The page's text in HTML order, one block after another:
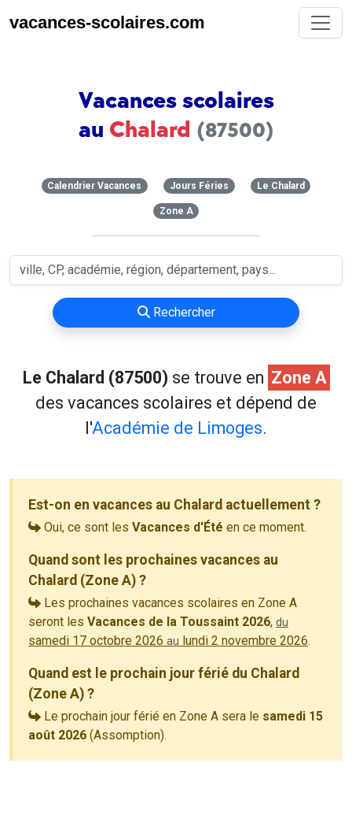
vacances-scolaires.com
Vacances scolaires
au Chalard (87500)
Calendrier Vacances Jours Féries Le Chalard
Zone A
Rechercher
Le Chalard (87500) se trouve en Zone A
des vacances scolaires et dépend de
l'Académie de Limoges.
Est-on en vacances au Chalard actuellement ?
Oui, ce sont les Vacances d'Été en ce moment.
Quand sont les prochaines vacances au
Chalard (Zone A) ?
Les prochaines vacances scolaires en Zone A
seront les Vacances de la Toussaint 2026, du
samedi 17 octobre 2026 au lundi 2 novembre 2026.
Quand est le prochain jour férié du Chalard
(Zone A) ?
Le prochain jour férié en Zone A sera le samedi 15
août 2026 (Assomption).